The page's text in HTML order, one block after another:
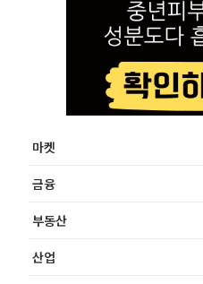
마켓
금융
부동산
산업